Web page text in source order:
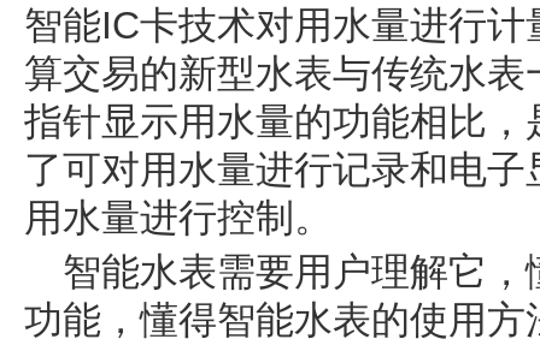
智能IC卡技术对用水量进行
算交易的新型水表与传统水
指针显示用水量的功能相比
了可对用水量进行记录和电
用水量进行控制。
智能水表需要用户理解它
功能，懂得智能水表的使用